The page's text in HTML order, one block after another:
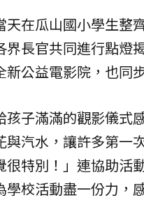
天在瓜山國小學生整
界長官共同進行點燈
新公益電影院，也同
孩子滿滿的觀影儀式
與汽水，讓許多第一
很特別！」連協助
學校活動盡一份力，